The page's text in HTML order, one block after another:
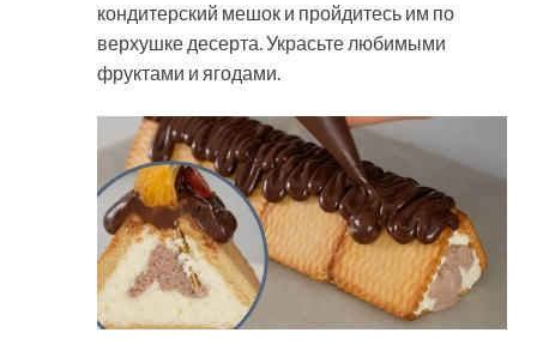
кондитерский мешок и пройдитесь им по
верхушке десерта. Украсьте любимыми
фруктами и ягодами.